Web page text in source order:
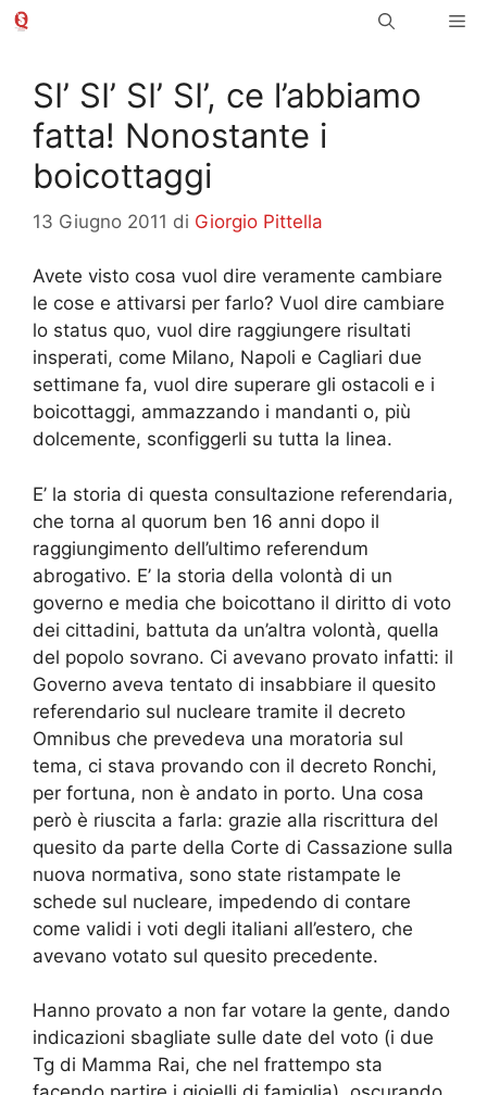
Vai
SI’ SI’ SI’ SI’, ce l’abbiamo
fatta! Nonostante i
boicottaggi
13 Giugno 2011 di Giorgio Pittella
Avete visto cosa vuol dire veramente cambiare
le cose e attivarsi per farlo? Vuol dire cambiare
lo status quo, vuol dire raggiungere risultati
insperati, come Milano, Napoli e Cagliari due
settimane fa, vuol dire superare gli ostacoli e i
boicottaggi, ammazzando i mandanti o, più
dolcemente, sconfiggerli su tutta la linea.
E’ la storia di questa consultazione referendaria,
che torna al quorum ben 16 anni dopo il
raggiungimento dell’ultimo referendum
abrogativo. E’ la storia della volontà di un
governo e media che boicottano il diritto di voto
dei cittadini, battuta da un’altra volontà, quella
del popolo sovrano. Ci avevano provato infatti: il
Governo aveva tentato di insabbiare il quesito
referendario sul nucleare tramite il decreto
Omnibus che prevedeva una moratoria sul
tema, ci stava provando con il decreto Ronchi,
per fortuna, non è andato in porto. Una cosa
però è riuscita a farla: grazie alla riscrittura del
quesito da parte della Corte di Cassazione sulla
nuova normativa, sono state ristampate le
schede sul nucleare, impedendo di contare
come validi i voti degli italiani all’estero, che
avevano votato sul quesito precedente.
Hanno provato a non far votare la gente, dando
indicazioni sbagliate sulle date del voto (i due
Tg di Mamma Rai, che nel frattempo sta